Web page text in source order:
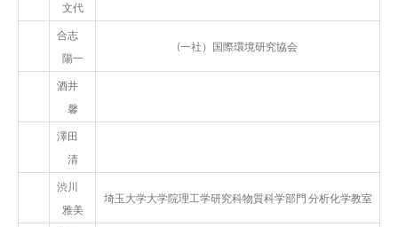
文代
合志
陽一
(一社）国際環境研究協会
酒井
馨
澤田
清
渋川
雅美
埼玉大学大学院理工学研究科物質科学部門 分析化学教室